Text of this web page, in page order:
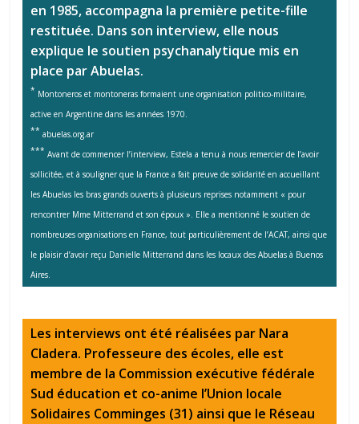
en 1985, accompagna la première petite-fille
restituée. Dans son interview, elle nous
explique le soutien psychanalytique mis en
place par Abuelas.
* Montoneros et montoneras formaient une organisation politico-militaire,
active en Argentine dans les années 1970.
**abuelas.org.ar
*** Avant de commencer l’interview, Estela a tenu à nous remercier de l’avoir
sollicitée, et à souligner que la France a fait preuve de solidarité en accueillant
les Abuelas les bras grands ouverts à plusieurs reprises notamment « pour
rencontrer Mme Mitterrand et son époux ». Elle a mentionné le soutien de
nombreuses organisations en France, tout particulièrement de l’ACAT, ainsi que
le plaisir d’avoir reçu Danielle Mitterrand dans les locaux des Abuelas à Buenos
Aires.
Les interviews ont été réalisées par Nara
Cladera. Professeure des écoles, elle est
membre de la Commission exécutive fédérale
Sud éducation et co-anime l’Union locale
Solidaires Comminges (31) ainsi que le Réseau